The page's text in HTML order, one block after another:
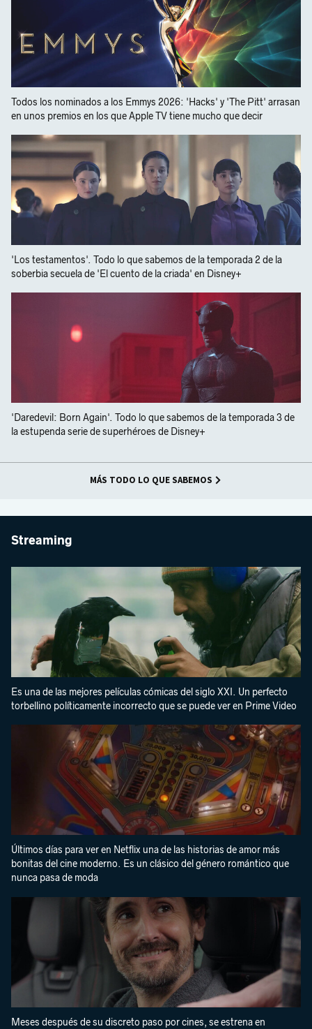
Todos los nominados a los Emmys 2026: 'Hacks' y 'The Pitt' arrasan
en unos premios en los que Apple TV tiene mucho que decir
'Los testamentos'. Todo lo que sabemos de la temporada 2 de la
soberbia secuela de 'El cuento de la criada' en Disney+
'Daredevil: Born Again'. Todo lo que sabemos de la temporada 3 de
la estupenda serie de superhéroes de Disney+
MÁS TODO LO QUE SABEMOS
Streaming
Es una de las mejores películas cómicas del siglo XXI. Un perfecto
torbellino políticamente incorrecto que se puede ver en Prime Video
Últimos días para ver en Netflix una de las historias de amor más
bonitas del cine moderno. Es un clásico del género romántico que
nunca pasa de moda
Meses después de su discreto paso por cines, se estrena en